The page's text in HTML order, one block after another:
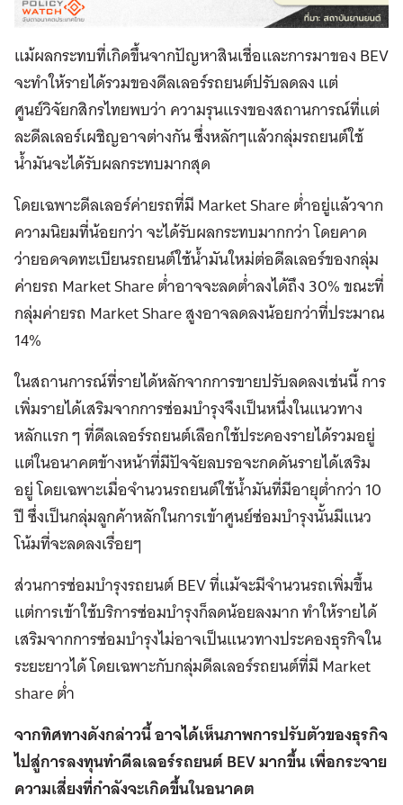
แม้ผลกระทบที่เกิดขึ้นจากปัญหาสินเชื่อและการมาของ BEV
จะทำให้รายได้รวมของดีลเลอร์รถยนต์ปรับลดลง แต่
ศูนย์วิจัยกสิกรไทยพบว่า ความรุนแรงของสถานการณ์ที่แต่
ละดีลเลอร์เผชิญอาจต่างกัน ซึ่งหลักๆแล้วกลุ่มรถยนต์ใช้
น้ำมันจะได้รับผลกระทบมากสุด
โดยเฉพาะดีลเลอร์ค่ายรถที่มี Market Share ต่ำอยู่แล้วจาก
ความนิยมที่น้อยกว่า จะได้รับผลกระทบมากกว่า โดยคาด
ว่ายอดจดทะเบียนรถยนต์ใช้น้ำมันใหม่ต่อดีลเลอร์ของกลุ่ม
ค่ายรถ Market Share ต่ำอาจจะลดต่ำลงได้ถึง 30% ขณะที่
กลุ่มค่ายรถ Market Share สูงอาจลดลงน้อยกว่าที่ประมาณ
14%
ในสถานการณ์ที่รายได้หลักจากการขายปรับลดลงเช่นนี้ การ
เพิ่มรายได้เสริมจากการซ่อมบำรุงจึงเป็นหนึ่งในแนวทาง
หลักแรก ๆ ที่ดีลเลอร์รถยนต์เลือกใช้ประคองรายได้รวมอยู่
แต่ในอนาคตข้างหน้าที่มีปัจจัยลบรอจะกดดันรายได้เสริม
อยู่ โดยเฉพาะเมื่อจำนวนรถยนต์ใช้น้ำมันที่มีอายุต่ำกว่า 10
ปี ซึ่งเป็นกลุ่มลูกค้าหลักในการเข้าศูนย์ซ่อมบำรุงนั้นมีแนว
โน้มที่จะลดลงเรื่อยๆ
ส่วนการซ่อมบำรุงรถยนต์ BEV ที่แม้จะมีจำนวนรถเพิ่มขึ้น
แต่การเข้าใช้บริการซ่อมบำรุงก็ลดน้อยลงมาก ทำให้รายได้
เสริมจากการซ่อมบำรุงไม่อาจเป็นแนวทางประคองธุรกิจใน
ระยะยาวได้ โดยเฉพาะกับกลุ่มดีลเลอร์รถยนต์ที่มี Market
share ต่ำ
จากทิศทางดังกล่าวนี้ อาจได้เห็นภาพการปรับตัวของธุรกิจ
ไปสู่การลงทุนทำดีลเลอร์รถยนต์ BEV มากขึ้น เพื่อกระจาย
ความเสี่ยงที่กำลังจะเกิดขึ้นในอนาคต